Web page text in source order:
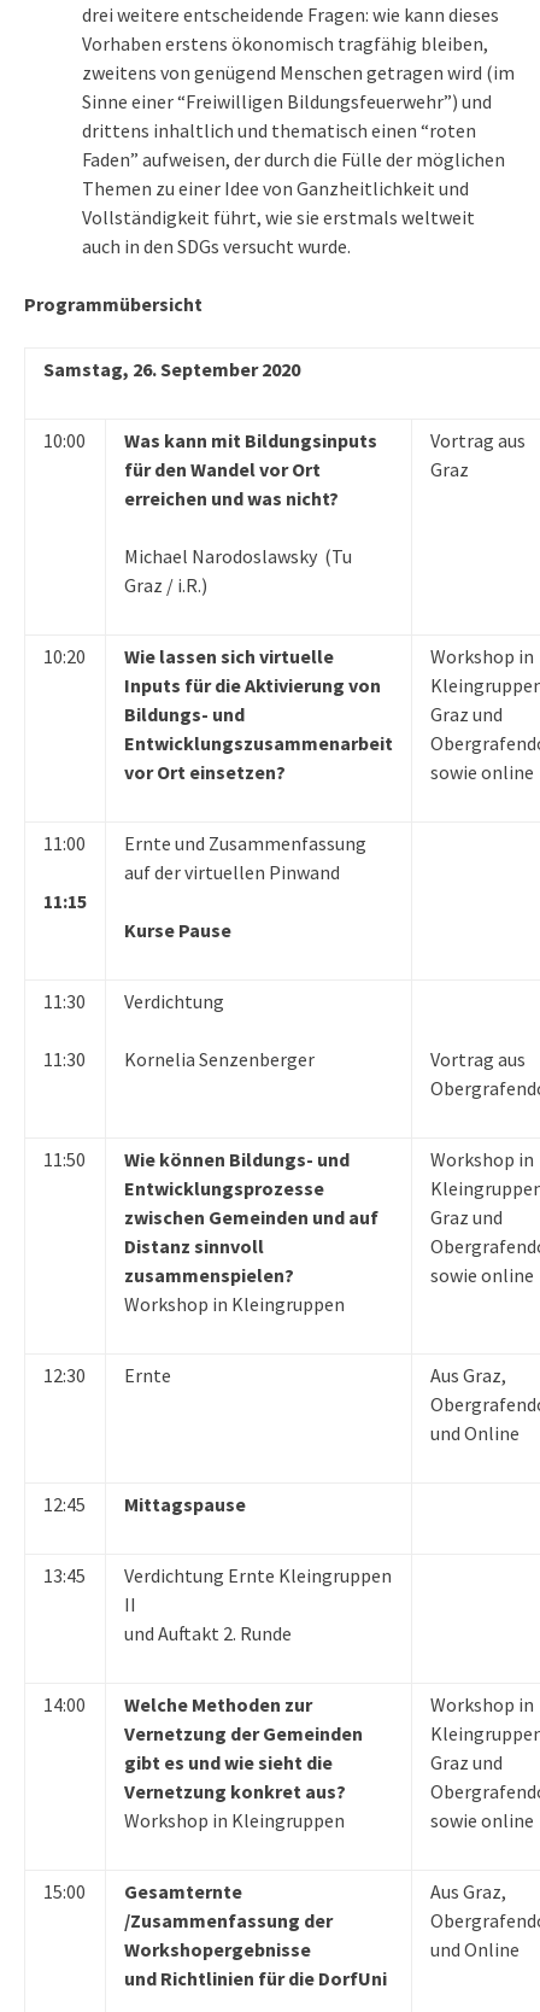
drei weitere entscheidende Fragen: wie kann dieses
Vorhaben erstens ökonomisch tragfähig bleiben,
zweitens von genügend Menschen getragen wird (im
Sinne einer “Freiwilligen Bildungsfeuerwehr”) und
drittens inhaltlich und thematisch einen “roten
Faden” aufweisen, der durch die Fülle der möglichen
Themen zu einer Idee von Ganzheitlichkeit und
Vollständigkeit führt, wie sie erstmals weltweit
auch in den SDGs versucht wurde.
Programmübersicht
Samstag, 26. September 2020
10:00
Was kann mit Bildungsinputs
für den Wandel vor Ort
erreichen und was nicht?
Michael Narodoslawsky (Tu
Graz / i.R.)
Vortrag aus
Graz
10:20
Wie lassen sich virtuelle
Inputs für die Aktivierung von
Bildungs- und
Entwicklungszusammenarbeit
vor Ort einsetzen?
Workshop in
Graz und
sowie online
11:00
11:15
Ernte und Zusammenfassung
auf der virtuellen Pinwand
Kurse Pause
11:30
11:30
Verdichtung
Kornelia Senzenberger
Vortrag aus
11:50
Wie können Bildungs- und
Entwicklungsprozesse
zwischen Gemeinden und auf
Distanz sinnvoll
zusammenspielen?
Workshop in Kleingruppen
Workshop in
Graz und
sowie online
12:30 Ernte
Aus Graz,
und Online
12:45 Mittagspause
13:45
Verdichtung Ernte Kleingruppen
II
und Auftakt 2. Runde
14:00
Welche Methoden zur
Vernetzung der Gemeinden
gibt es und wie sieht die
Vernetzung konkret aus?
Workshop in Kleingruppen
Workshop in
Graz und
sowie online
15:00
Gesamternte
/Zusammenfassung der
Workshopergebnisse
und Richtlinien für die DorfUni
Aus Graz,
und Online